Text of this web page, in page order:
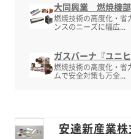
大同興業 燃焼機
燃焼技術の高度化・省
ンスのニーズに幅広...
ガスバーナ『ユニ
燃焼技術の高度化・省
ムで安全対策も万全...
安達新産業